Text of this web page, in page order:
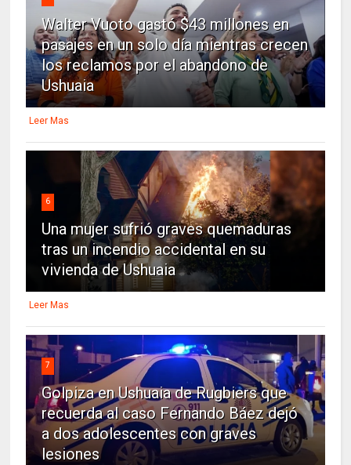
Walter Vuoto gastó $43 millones en
pasajes en un solo día mientras crecen
los reclamos por el abandono de
Ushuaia
Leer Mas
6
Una mujer sufrió graves quemaduras
tras un incendio accidental en su
vivienda de Ushuaia
Leer Mas
7
Golpiza en Ushuaia de Rugbiers que
recuerda al caso Fernando Báez dejó
a dos adolescentes con graves
lesiones